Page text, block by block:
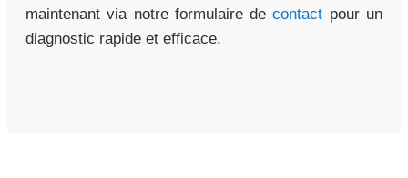
maintenant via notre formulaire decontact pour un
diagnostic rapide et efficace.